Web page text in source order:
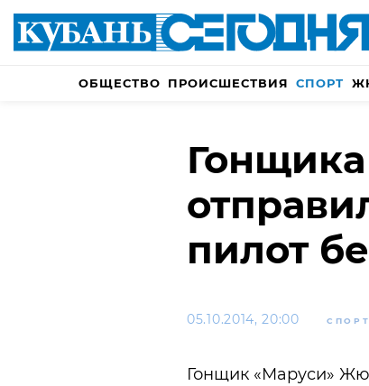
ОБЩЕСТВО ПРОИСШЕСТВИЯ СПОРТ
пилот
05.10.2014, 20:00 СПОРТ
Гонщик «Маруси»